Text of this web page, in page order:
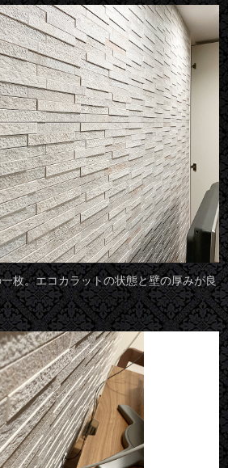
枚。エコカラットの状態と壁の厚みが良